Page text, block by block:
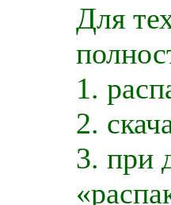
Для
1.
2.
3. при